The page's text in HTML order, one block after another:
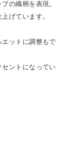
の織柄を表現。
げています。
ットに調整もで
ントになってい